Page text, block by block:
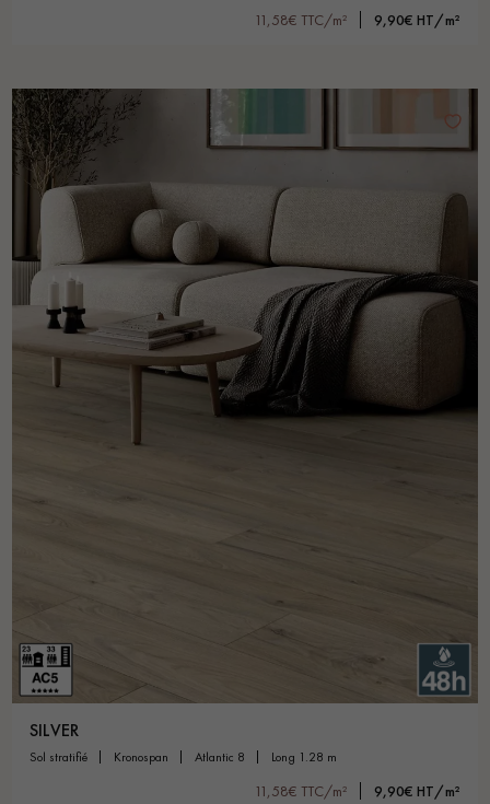
11,58€ TTC/m² 9,90€ HT/m²
SILVER
sol stratifié kronospan atlantic 8 long 1.28 m
11,58€ TTC/m² 9,90€ HT/m²